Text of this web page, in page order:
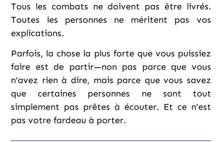
Tous les combats ne doivent pas être livrés.
Toutes les personnes ne méritent pas vos
explications.
Parfois, la chose la plus forte que vous puissiez
faire est de partir—non pas parce que vous
n’avez rien à dire, mais parce que vous savez
que certaines personnes ne sont tout
simplement pas prêtes à écouter. Et ce n’est
pas votre fardeau à porter.